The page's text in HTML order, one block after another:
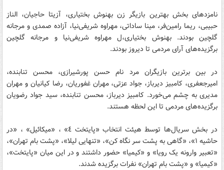
نامزدهای بخش بهترین بازیگر زن بهنوش بختیاری، آزیتا حاجیان، الناز
حبیبی، ریما رامین‌فر، مینا ساداتی، مهراوه شریفی‌نیا، آزاده صمدی و مرجانه
گلچین بودند. بهنوش بختیاری،ل مهراوه شریفی‌نیا و مرجانه گلچین
برگزیده‌های آرای مردمی تا دیروز بودند.
در بین برترین بازیگران مرد نام حسن پورشیرازی، محسن تنابنده،
امیرجعفری، کامبیز دیرباز، جواد عزتی، مهران غفوریان، رضا کیانیان و مهران
مدیری به چشم می‌خورد. کامبیز دیرباز، محسن تنابنده، سید جواد رضویان
برگزیده‌های مردمی تا این لحظه هستند.
در بخش سریال‌ها توسط هیئت انتخاب «پايتخت ٤» ، «ميكائيل» ، «در
حاشيه ١»، «گاهی به پشت سر نگاه كن»، «تنهايی ليلا»، «پشت بام تهران»،
«تعبير وارونه يک رويا» و «كيميا» حضور داشتند و در این میان «پایتخت»،
«کیمیا» و «پشت بام تهران» نفرات برگزیده شدند.